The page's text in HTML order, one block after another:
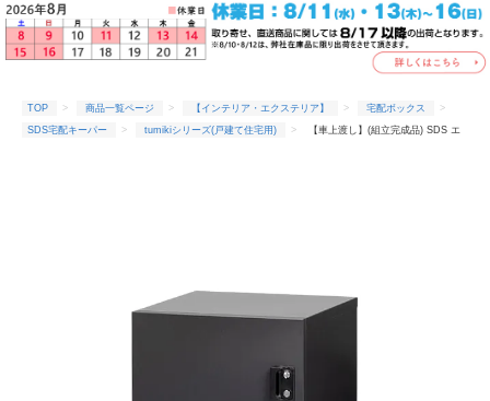
TOP 商品一覧ページ 【インテリア・エクステリア】
宅配ボックス
SDS宅配キーパー
tumikiシリーズ(戸建て住宅用)
【車上渡し】(組立完成品) SDS エ